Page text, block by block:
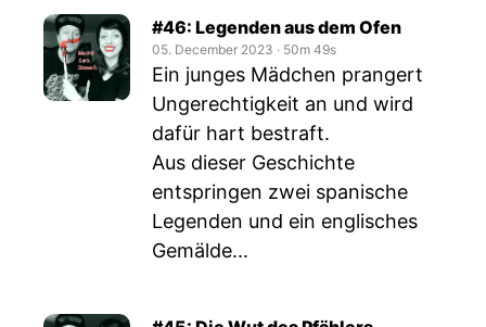
#46: Legenden aus dem Ofen
05. December 2023 ‧ 50m 49s
Ein junges Mädchen prangert
Ungerechtigkeit an und wird
dafür hart bestraft.
Aus dieser Geschichte
entspringen zwei spanische
Legenden und ein englisches
Gemälde...